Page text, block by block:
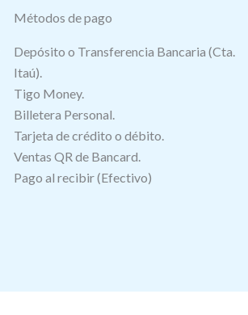
Métodos de pago
Depósito o Transferencia Bancaria (Cta.
Itaú).
Tigo Money.
Billetera Personal.
Tarjeta de crédito o débito.
Ventas QR de Bancard.
Pago al recibir (Efectivo)